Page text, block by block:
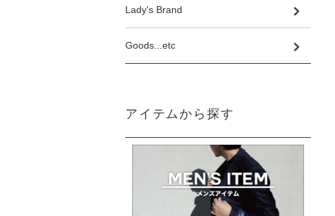
Lady's Brand
Goods...etc
アイテムから探す